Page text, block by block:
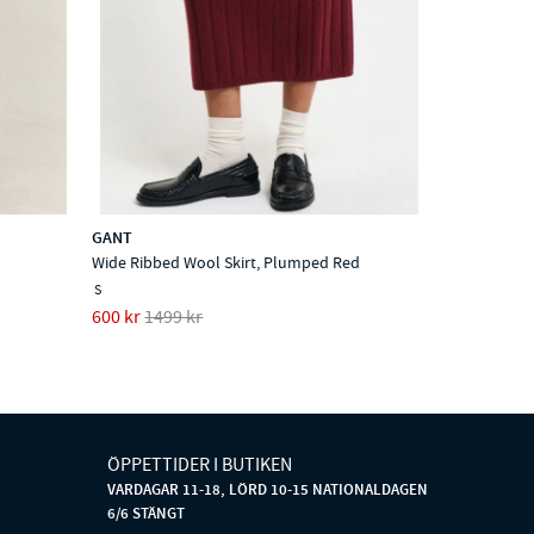
GANT
Wide Ribbed Wool Skirt, Plumped Red
S
600 kr1499 kr
ÖPPETTIDER I BUTIKEN
VARDAGAR 11-18, LÖRD 10-15 NATIONALDAGEN
6/6 STÄNGT